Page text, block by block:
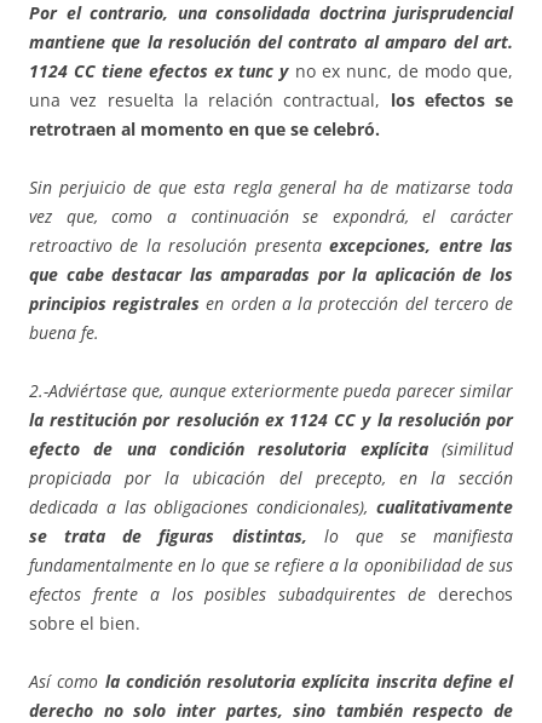
Por el contrario, una consolidada doctrina jurisprudencial
mantiene que la resolución del contrato al amparo del art.
1124 CC tiene efectos ex tunc yno ex nunc, de modo que,
una vez resuelta la relación contractual, los efectos se
retrotraen al momento en que se celebró.
Sin perjuicio de que esta regla general ha de matizarse toda
vez que, como a continuación se expondrá, el carácter
retroactivo de la resolución presentaexcepciones, entre las
que cabe destacar las amparadas por la aplicación de los
principios registralesen orden a la protección del tercero de
buena fe.
2.-Adviértase que, aunque exteriormente pueda parecer similar
la restitución por resolución ex 1124 CC y la resolución por
efecto de una condición resolutoria explícita (similitud
propiciada por la ubicación del precepto, en la sección
dedicada a las obligaciones condicionales), cualitativamente
se trata de figuras distintas, lo que se manifiesta
fundamentalmente en lo que se refiere a la oponibilidad de sus
efectos frente a los posibles subadquirentes de derechos
sobre el bien.
Así como la condición resolutoria explícita inscrita define el
derecho no solo inter partes, sino también respecto de